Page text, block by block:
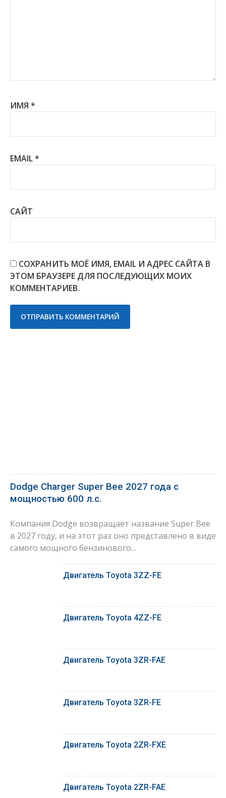
ИМЯ *
EMAIL*
САЙТ
СОХРАНИТЬ МОЁ ИМЯ, EMAIL И АДРЕС САЙТА В
ЭТОМ БРАУЗЕРЕ ДЛЯ ПОСЛЕДУЮЩИХ МОИХ
КОММЕНТАРИЕВ.
Dodge Charger Super Bee 2027 года с
мощностью 600 л.с.
Компания Dodge возвращает название Super Bee
в 2027 году, и на этот раз оно представлено в виде
самого мощного бензинового...
Двигатель Toyota 3ZZ-FE
Двигатель Toyota 4ZZ-FE
Двигатель Toyota 3ZR-FAE
Двигатель Toyota 3ZR-FE
Двигатель Toyota 2ZR-FXE
Двигатель Toyota 2ZR-FAE